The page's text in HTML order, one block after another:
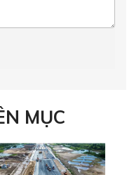
MỤC